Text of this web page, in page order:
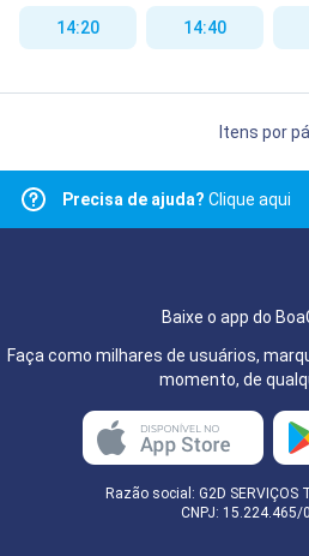
14:20
14:40
Itens por
Precisa de ajuda? Clique aqui
Baixe o app do
Faça como milhares de usuários,
momento, de
Razão social: G2D SERVIÇOS
CNPJ: 15.224.465/